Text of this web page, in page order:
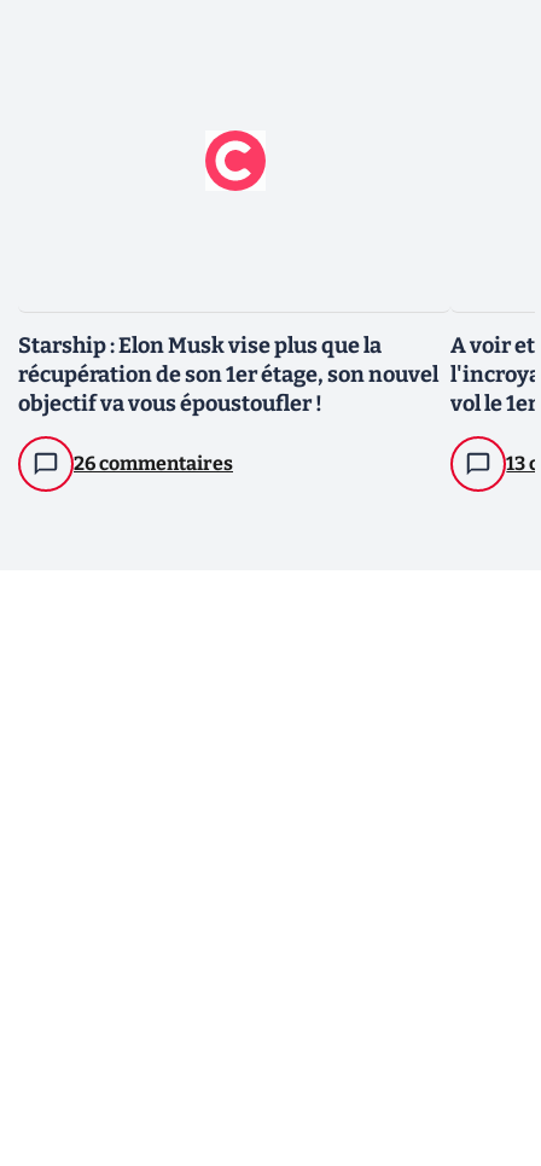
Starship : Elon Musk vise plus que la
récupération de son 1er étage, son nouvel
objectif va vous époustoufler !
26 commentaires
A voir et
vol le
13